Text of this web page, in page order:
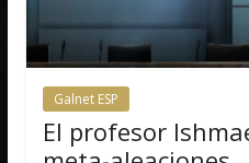
Galnet ESP
El profesor